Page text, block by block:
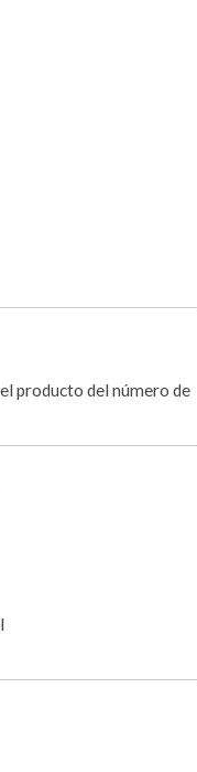
producto del número de